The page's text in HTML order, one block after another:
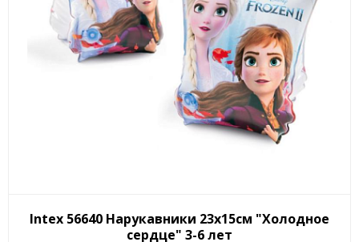
Intex 56640 Нарукавники 23х15см "Холодное
сердце" 3-6 лет